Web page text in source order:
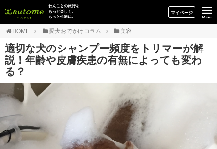
イヌトミィ
わんことの旅行を
もっと楽しく、
もっと快適に。
マイページ
HOME 愛犬おでかけコラム 美容
適切な犬のシャンプー頻度をトリマーが解
説！年齢や皮膚疾患の有無によっても変わ
る？